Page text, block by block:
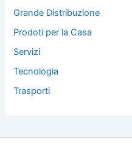
Grande Distribuzione
Prodoti per la Casa
Servizi
Tecnologia
Trasporti